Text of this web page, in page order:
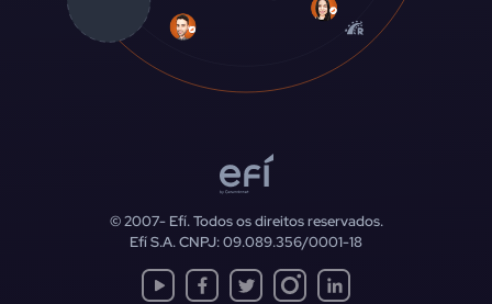
© 2007-Efí. Todos os direitos reservados.
Efí S.A. CNPJ: 09.089.356/0001-18